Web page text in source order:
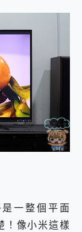
一整個平面
！像小米這樣